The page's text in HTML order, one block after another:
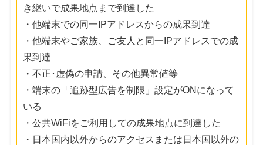
き継いで成果地点まで到達した
・他端末での同一IPアドレスからの成果到達
・他端末やご家族、ご友人と同一IPアドレスでの成
果到達
・不正･虚偽の申請、その他異常値等
・端末の「追跡型広告を制限」設定がONになって
いる
・公共WiFiをご利用しての成果地点に到達した
・日本国内以外からのアクセスまたは日本国以外の